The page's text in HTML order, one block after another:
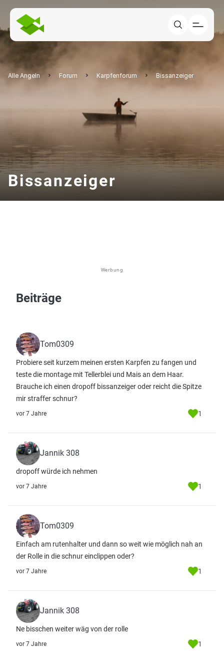
Alle Angeln Forum Karpfenforum Bissanzeiger
Bissanzeiger
Werbung
Beiträge
Tom0309
Probiere seit kurzem meinen ersten Karpfen zu fangen und
teste die montage mit Tellerblei und Mais an dem Haar.
Brauche ich einen dropoff bissanzeiger oder reicht die Spitze
mir straffer schnur?
vor 7 Jahre 1
Jannik 308
dropoff würde ich nehmen
vor 7 Jahre 1
Tom0309
Einfach am rutenhalter und dann so weit wie möglich nah an
der Rolle in die schnur einclippen oder?
vor 7 Jahre 1
Jannik 308
Ne bisschen weiter wäg von der rolle
vor 7 Jahre 1